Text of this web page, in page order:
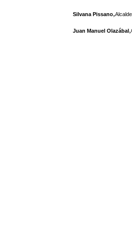
Silvana Pissano,
Juan Manuel Olazábal,